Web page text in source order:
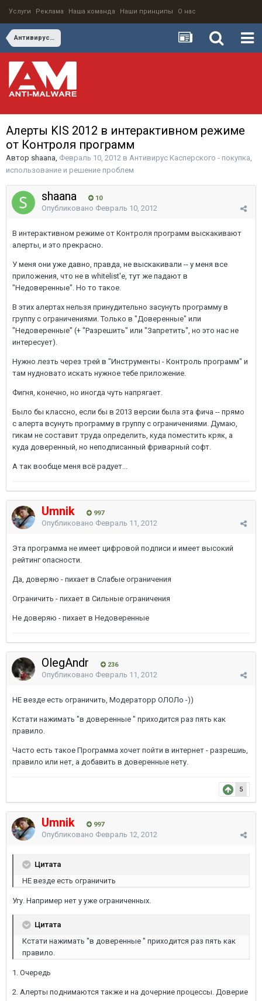
Услуги Реклама Наша команда Наши принципы О нас
Антивирус Касперского - покупка, использование и решение проблем
Алерты KIS 2012 в интерактивном режиме
от Контроля программ
Автор shaana, Февраль 10, 2012 в Антивирус Касперского - покупка,
использование и решение проблем
shaana 10
Опубликовано Февраль 10, 2012
В интерактивном режиме от Контроля программ выскакивают
алерты, и это прекрасно.
У меня они уже давно, правда, не выскакивали -- у меня все
приложения, что не в whitelist'е, тут же падают в
"Недоверенные". Но то такое.
В этих алертах нельзя принудительно засунуть программу в
группу с ограничениями. Только в "Доверенные" или
"Недоверенные" (+ "Разрешить" или "Запретить", но это нас не
интересует).
Нужно лезть через трей в "Инструменты - Контроль программ" и
там нудновато искать нужное тебе приложение.
Фигня, конечно, но иногда чуть напрягает.
Было бы классно, если бы в 2013 версии была эта фича -- прямо
с алерта всунуть программу в группу с ограничениями. Думаю,
гикам не составит труда определить, куда поместить кряк, а
куда доверенный, но неподписанный фриварный софт.
А так вообще меня всё радует...
Umnik 997
Опубликовано Февраль 11, 2012
Эта программа не имеет цифровой подписи и имеет высокий
рейтинг опасности.
Да, доверяю - пихает в Слабые ограничения
Ограничить - пихает в Сильные ограничения
Не доверяю - пихает в Недоверенные
OlegAndr 236
Опубликовано Февраль 11, 2012
НЕ везде есть ограничить, Модераторр ОЛОЛо -))
Кстати нажимать "в доверенные " приходится раз пять как
правило.
Часто есть такое Программа хочет пойти в интернет - разрешиь,
правило или нет, а добавить в доверенные нету.
5
Umnik 997
Опубликовано Февраль 12, 2012
Цитата
НЕ везде есть ограничить
Угу. Например нет у уже ограниченных.
Цитата
Кстати нажимать "в доверенные " приходится раз пять как
правило.
1. Очередь
2. Алерты поднимаются также и на дочерние процессы. Доверие